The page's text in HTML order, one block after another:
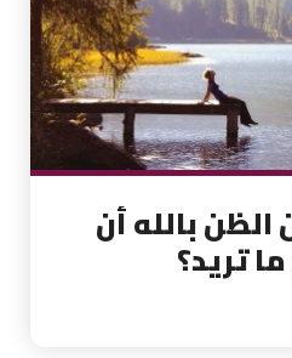
بالله أن
تريد؟